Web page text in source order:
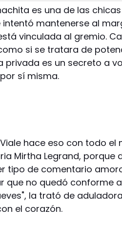
es una de las
intentó mantenerse al
vinculada al gremio.
si se tratara de
privada es un secreto a
sí misma.
hace eso con todo el
Mirtha Legrand,
tipo de comentario
que no quedó conforme
la trató de
el corazón.